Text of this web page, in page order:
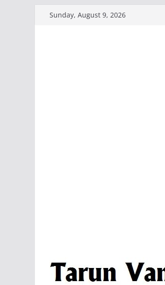
Sunday, August 9, 2026